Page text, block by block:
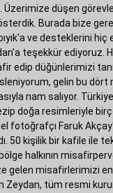
düşen
Burada bize
ve desteklerini
teşekkür ediyoruz.
edip düğünlerimizi
gelin bu dört
nam salıyor.
doğa resimleriyle
fotoğrafçı Faruk
50 kişilik bir kafile ile
halkının
gelen misafirlerimizi en
Zeydan, tüm resmi